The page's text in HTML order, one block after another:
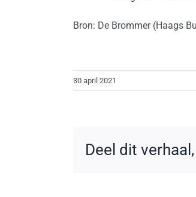
Bron: De Brommer (Haags
30 april 2021
Deel dit